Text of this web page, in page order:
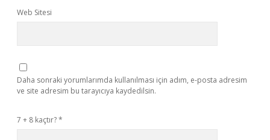
Web Sitesi
Daha sonraki yorumlarımda kullanılması için adım, e-posta adresim
ve site adresim bu tarayıcıya kaydedilsin.
7 + 8 kaçtır?*